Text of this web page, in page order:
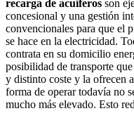
recarga de acuíferos son
concesional y una gestión
convencionales para que el
se hace en la electricidad.
contrata en su domicilio
posibilidad de transporte
y distinto coste y la ofrecen
forma de operar todavía no
mucho más elevado. Esto